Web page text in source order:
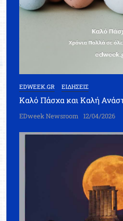
EDWEEK.GR ΕΙΔΗΣΕΙΣ
Καλό Πάσχα και Καλή
EDweek Newsroom 12/04/2026